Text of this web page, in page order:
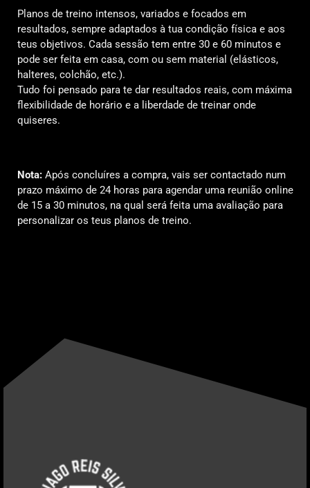
Planos de treino intensos, variados e focados em
resultados, sempre adaptados à tua condição física e aos
teus objetivos. Cada sessão tem entre 30 e 60 minutos e
pode ser feita em casa, com ou sem material (elásticos,
halteres, colchão, etc.).
Tudo foi pensado para te dar resultados reais, com máxima
flexibilidade de horário e a liberdade de treinar onde
quiseres.
Nota: Após concluíres a compra, vais ser contactado num
prazo máximo de 24 horas para agendar uma reunião online
de 15 a 30 minutos, na qual será feita uma avaliação para
personalizar os teus planos de treino.